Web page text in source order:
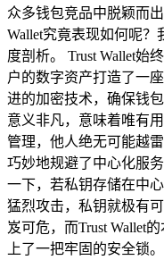
众多钱包竞品中脱颖而
Wallet究竟表现如何呢
度剖析。 Trust Wallet始
户的数字资产打造了一
进的加密技术，确保钱
意义非凡，意味着唯有
管理，他人绝无可能越
巧妙地规避了中心化服
一下，若私钥存储在中
猛烈攻击，私钥就极有
岌可危，而Trust Wallet
上了一把牢固的安全锁。